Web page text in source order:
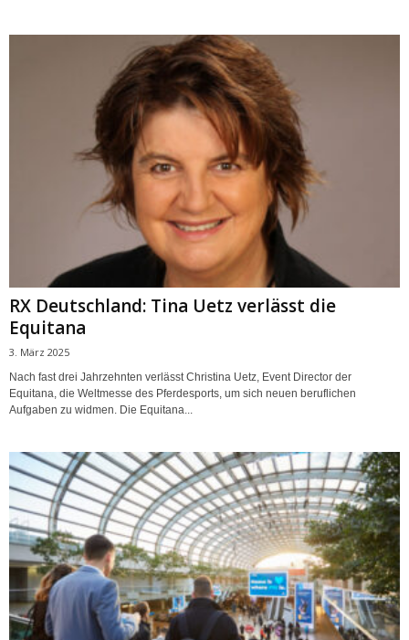
RX Deutschland: Tina Uetz verlässt die
Equitana
3. März 2025
Nach fast drei Jahrzehnten verlässt Christina Uetz, Event Director der
Equitana, die Weltmesse des Pferdesports, um sich neuen beruflichen
Aufgaben zu widmen. Die Equitana...